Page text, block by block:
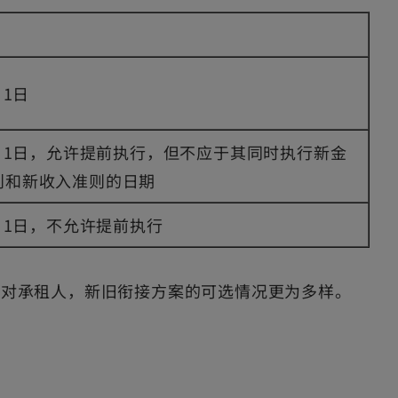
日
日，允许提前执行，但不应于其同时执行新金
新收入准则的日期
日，不允许提前执行
租人，新旧衔接方案的可选情况更为多样。